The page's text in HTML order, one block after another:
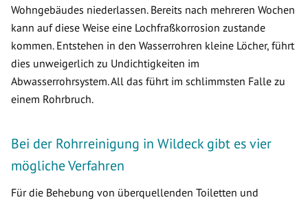
Wohngebäudes niederlassen. Bereits nach mehreren Wochen
kann auf diese Weise eine Lochfraßkorrosion zustande
kommen. Entstehen in den Wasserrohren kleine Löcher, führt
dies unweigerlich zu Undichtigkeiten im
Abwasserrohrsystem. All das führt im schlimmsten Falle zu
einem Rohrbruch.
Bei der Rohrreinigung in Wildeck gibt es vier
mögliche Verfahren
Für die Behebung von überquellenden Toiletten und